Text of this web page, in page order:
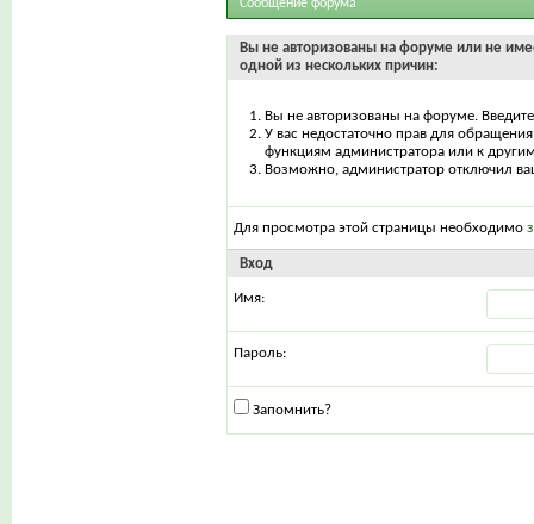
Сообщение форума
Вы не авторизованы на форуме или не
одной из нескольких причин:
Вы не авторизованы на форуме.
У вас недостаточно прав для
функциям администратора или к
Возможно, администратор отключил
Для просмотра этой страницы необходимо
Вход
Имя:
Пароль:
Запомнить?